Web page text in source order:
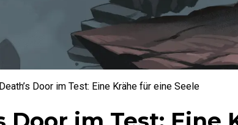
Death’s Door im Test: Eine Krähe für eine Seele